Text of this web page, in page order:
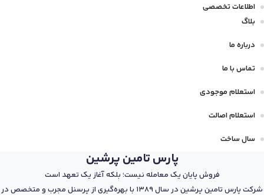
اطلاعات تخصصی
بلاگ
درباره ما
تماس با ما
استعلام موجودی
استعلام اصالت
سال ساخت
پارس تامین پرشین
فروش پایان یک معامله نیست؛ بلکه آغاز یک تعهد است
شرکت پارس تامین پرشین در سال 1389 با بهره‌گیری از پرسنل مجرب و متخصص در